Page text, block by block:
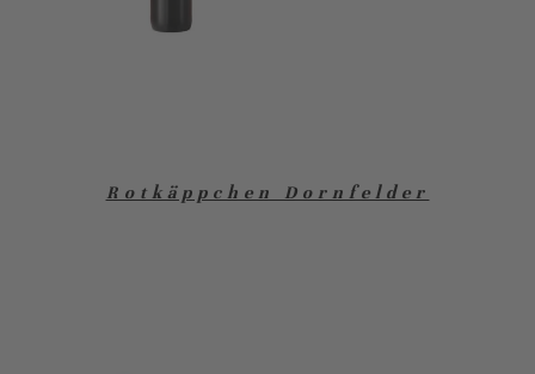
Rotkäppchen Dornfelder